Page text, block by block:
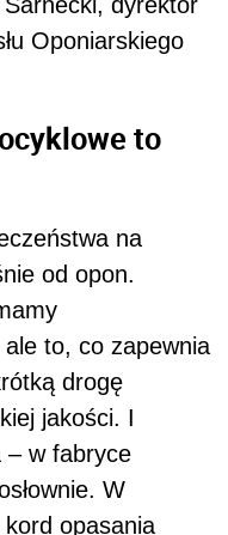
Oponiarskiego
to
na
od opon.
to, co zapewnia
drogę
jakości. I
– w fabryce
W
opasania